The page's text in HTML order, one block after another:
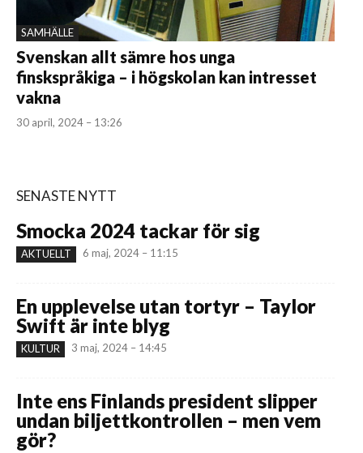
SAMHÄLLE
Svenskan allt sämre hos unga
finskspråkiga – i högskolan kan intresset
vakna
30 april, 2024 – 13:26
SENASTE NYTT
Smocka 2024 tackar för sig
AKTUELLT 6 maj, 2024 – 11:15
En upplevelse utan tortyr – Taylor
Swift är inte blyg
KULTUR 3 maj, 2024 – 14:45
Inte ens Finlands president slipper
undan biljettkontrollen – men vem
gör?